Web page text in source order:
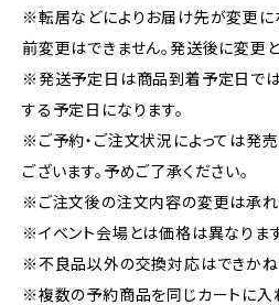
※転居などによりお届け先が変更に
前変更はできません。発送後に変更と
※発送予定日は商品到着予定日では
する予定日になります。
※ご予約・ご注文状況によっては発
ございます。予めご了承ください。
※ご注文後の注文内容の変更は承れ
※イベント会場とは価格は異なります
※不良品以外の交換対応はできかね
※複数の予約商品を同じカートに入